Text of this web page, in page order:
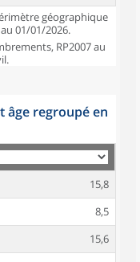
géographique
01/01/2026.
RP2007 au
âge regroupé en
15,8
8,5
15,6